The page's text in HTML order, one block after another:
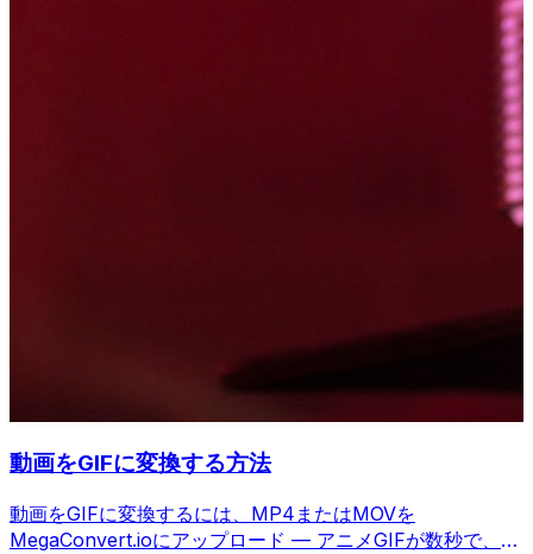
動画をGIFに変換する方法
動画をGIFに変換するには、MP4またはMOVを
MegaConvert.ioにアップロード — アニメGIFが数秒で、無